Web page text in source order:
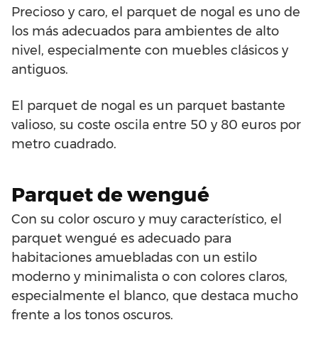
Precioso y caro, el parquet de nogal es uno de
los más adecuados para ambientes de alto
nivel, especialmente con muebles clásicos y
antiguos.
El parquet de nogal es un parquet bastante
valioso, su coste oscila entre 50 y 80 euros por
metro cuadrado.
Parquet de wengué
Con su color oscuro y muy característico, el
parquet wengué es adecuado para
habitaciones amuebladas con un estilo
moderno y minimalista o con colores claros,
especialmente el blanco, que destaca mucho
frente a los tonos oscuros.